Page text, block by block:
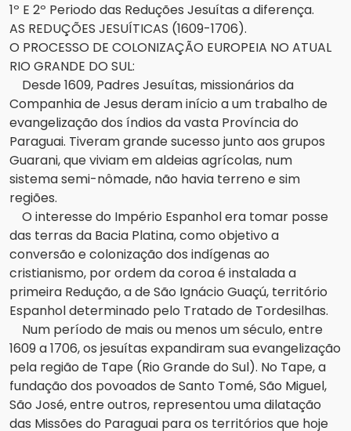
1º E 2º Periodo das Reduções Jesuítas a diferença.
AS REDUÇÕES JESUÍTICAS (1609-1706).
O PROCESSO DE COLONIZAÇÃO EUROPEIA NO ATUAL
RIO GRANDE DO SUL:
Desde 1609, Padres Jesuítas, missionários da
Companhia de Jesus deram início a um trabalho de
evangelização dos índios da vasta Província do
Paraguai. Tiveram grande sucesso junto aos grupos
Guarani, que viviam em aldeias agrícolas, num
sistema semi-nômade, não havia terreno e sim
regiões.
O interesse do Império Espanhol era tomar posse
das terras da Bacia Platina, como objetivo a
conversão e colonização dos indígenas ao
cristianismo, por ordem da coroa é instalada a
primeira Redução, a de São Ignácio Guaçú, território
Espanhol determinado pelo Tratado de Tordesilhas.
Num período de mais ou menos um século, entre
1609 a 1706, os jesuítas expandiram sua evangelização
pela região de Tape (Rio Grande do Sul). No Tape, a
fundação dos povoados de Santo Tomé, São Miguel,
São José, entre outros, representou uma dilatação
das Missões do Paraguai para os territórios que hoje